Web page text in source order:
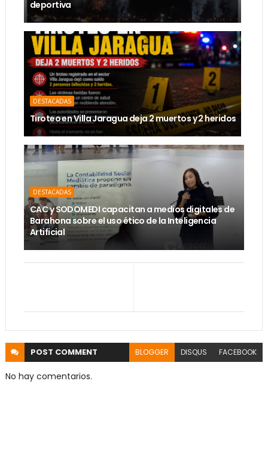
deportiva
DESTACADAS
Tiroteo en Villa Jaragua deja 2 muertos y 2 heridos
DESTACADAS
CAC y SODOMEDI capacitan a medios digitales de
Barahona sobre el uso ético de la Inteligencia
Artificial
POST COMMENT BLOGGER DISQUS FACEBOOK
No hay comentarios.